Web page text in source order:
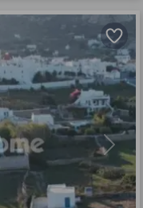
Next